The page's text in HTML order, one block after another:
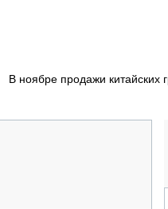
ПОДЪЁМНАЯ
ПАССАЖИРСКИЙ
В ноябре продажи китайских